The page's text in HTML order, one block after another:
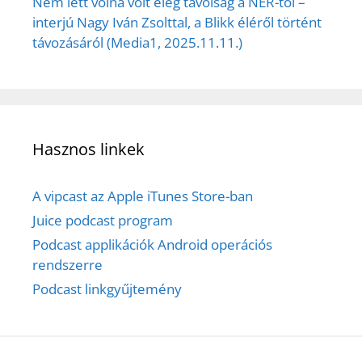
interjú Nagy Iván Zsolttal, a Blikk éléről történt
távozásáról (Media1, 2025.11.11.)
Hasznos linkek
A vipcast az Apple iTunes Store-ban
Juice podcast program
Podcast applikációk Android operációs
rendszerre
Podcast linkgyűjtemény